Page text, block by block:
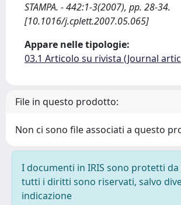
STAMPA. - 442:1-3(2007), pp. 28-34.
[10.1016/j.cplett.2007.05.065]
Appare nelle tipologie:
03.1 Articolo su rivista (Journal
File in questo prodotto:
Non ci sono file associati a questo
I documenti in IRIS sono protetti
tutti i diritti sono riservati, salvo
indicazione